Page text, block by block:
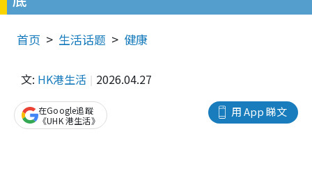
首页 生活话题 健康
文: HK港生活 2026.04.27
用 App 睇文
在Google追蹤
《UHK 港生活》